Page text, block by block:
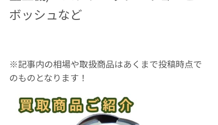
ボッシュなど
※記事内の相場や取扱商品はあくまで投稿時点で
のものとなります！